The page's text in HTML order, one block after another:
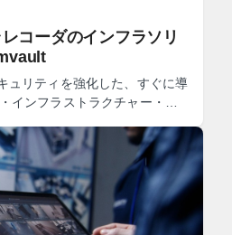
コーダのインフラソリ
リティを強化した、すぐに導
インフラストラクチャー・ソ